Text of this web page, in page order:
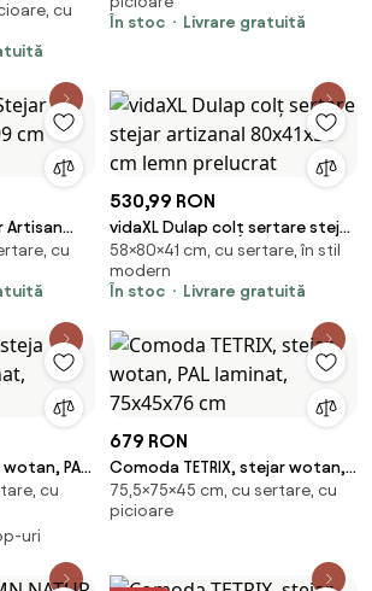
cm
cu
În stoc
Livrare gratuită
Artisan
prelucrat
cu
530,99 RON
vidaXL Dulap colț sertare stejar
artizanal 80x41x58 cm lemn
prelucrat
58×80×41 cm, cu sertare, în stil
modern
În stoc
Livrare gratuită
PAL
cu
uri
679 RON
Comoda TETRIX, stejar wotan,
PAL laminat, 75x45x76 cm
75,5×75×45 cm, cu sertare, cu
picioare